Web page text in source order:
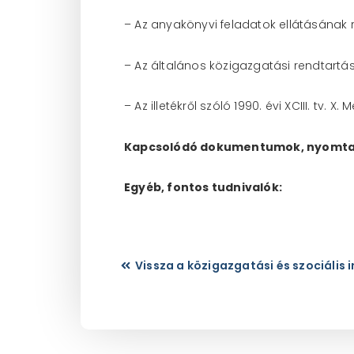
– Az anyakönyvi feladatok ellátásának
– Az általános közigazgatási
– Az illetékről szóló 1990. évi XCIII. tv. X.
Kapcsolódó dokumentumok,
Egyéb, fontos tudnivalók:
Vissza a közigazgatási és szociális